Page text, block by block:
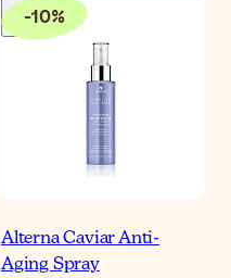
-10%
Alterna Caviar Anti-
Aging Spray